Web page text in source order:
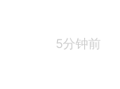
5分钟前